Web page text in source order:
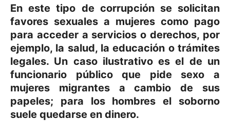
En este tipo de corrupción se solicitan
favores sexuales a mujeres como pago
para acceder a servicios o derechos, por
ejemplo, la salud, la educación o trámites
legales. Un caso ilustrativo es el de un
funcionario público que pide sexo a
mujeres migrantes a cambio de sus
papeles; para los hombres el soborno
suele quedarse en dinero.